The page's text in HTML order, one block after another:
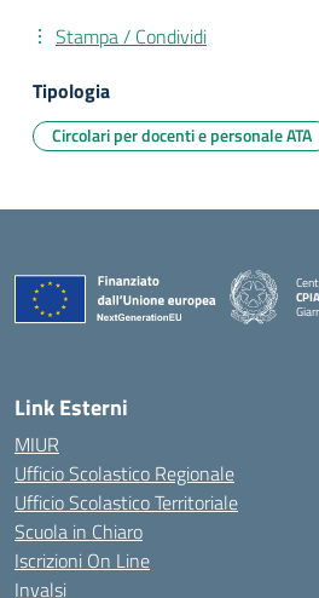
Stampa / Condividi
Tipologia
Circolari per docenti e personale ATA
Link Esterni
MIUR
Ufficio Scolastico Regionale
Ufficio Scolastico Territoriale
Scuola in Chiaro
Iscrizioni On Line
Invalsi